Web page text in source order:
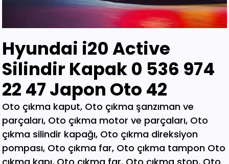
Hyundai i20 Active
Silindir Kapak 0 536 974
22 47 Japon Oto 42
Oto çıkma kaput, Oto çıkma şanzıman ve parçaları, Oto çıkma motor ve parçaları, Oto çıkma silindir kapağı, Oto çıkma direksiyon pompası, Oto çıkma far, Oto çıkma tampon Oto çıkma kapı, Oto çıkma far, Oto çıkma stop, Oto çıkma jant, Oto çıkma tabla, Oto çıkma elektrik tesisatı, Oto çıkma motor tesisatı, Oto çıkma marş dinamosu, Oto çıkma şarz dinamosu, Oto çıkma bobin, Oto çıkma enjektör, Oto çıkma karbüratör, Oto çıkma şamandıra , Oto çıkma yakıt pompası, Oto çıkma eksoz, Oto çıkma manifold, Oto çıkma katalizör, Oto çıkma beyin, Oto çıkma airbag, Oto çıkma sigorta, Oto çıkma sinyal, Oto hava filitre kazanı, Oto çıkma yağ filtresi, Oto çıkma yakıt filtresi, Oto çıkma debriyaj seti, Oto çıkma fren seti, Oto çıkma kampana, Oto çıkma körük, Oto çıkma fan, Oto çıkma fan davlumbazı, Oto çıkma soğutucu, Oto çıkma radyatör, Oto çıkma klima kompresörü, Oto çıkma bagaj, Oto çıkma su radyatörünü, Oto çıkma klima radyatörü, Oto çıkma interkol radyatörü, Oto çıkma cam, Oto çıkma çamurluk, Oto çıkma davlumbaz, Oto çıkma güneşlik, Oto çıkma kapı kolu, Oto çıkma kapı saçı, Oto çıkma karter, Oto kesme marşpiyel, Oto çıkma panel, Oto çıkma panjur , Oto çıkma sunroof, Oto çıkma arka tampon, Oto çıkma ön tampon, Oto çıkma ayna, Oto çıkma amartisör, Oto çıkma el freni, Oto çıkma el fren tabancası, Oto çıkma direksiyon simidi, Oto çıkma koltuk, Oto çıkma vites topuzu, Oto çıkma göğüs, Oto çıkma torpido, Oto çıkma kilometre saati, Oto çıkma dingil, Oto çıkma blok, Oto çıkma motor bloğu, Oto çıkma krank, Oto çıkma eksantrik mili, Oto çıkma gaz kelebeği, Oto çıkma kompresör, Oto çıkma mafsal, Oto çıkma motor kulağı, Oto çıkma motor, Oto çıkma piston kolu, Oto çıkma segman, Oto çıkma rulman, Oto çıkma turbo, Oto çıkma yağ pompası, Oto çıkma şanzıman dişlisi, Oto çıkma mafsal, Oto çıkma sekromenç, Oto çıkma türbin, Oto çıkma volant, Oto çıkma aks, Oto çıkma akis, Oto çıkma direksiyon kutusu, Oto çıkma direksiyon mili, Oto çıkma helezyon yayı, Oto çıkma körük, Oto çıkma porya, Oto çıkma sis çerçevesi, Oto çıkma kapı menteşesi, Oto çıkma sis farı, Oto çıkma difaransiyel, Oto çıkma traves, Oto çıkma cam motoru, Oto çıkma sinyal, Oto çıkma cam düğmesi, Oto çıkma kapı döşemesi, Oto çıkma cam kirkosu, Oto çıkma kalorifer kutusu, Oto çıkma beşik, Oto çıkma filtre, Oto çıkma konsül, Oto çıkma tampon demiri, Oto çıkma kapı kilidi, Oto çıkma motor takozu, Oto çıkma kampana, Oto çıkma gösterge paneli, Oto çıkma taşıyıcı, Oto kesme tavan, Oto kesme marşpiyel, Oto kesme çamurluk, Oto kesme yarım arka, Oto çıkma hava akış metresi, Oto çıkma vestenhaouse, Oto çıkma vestibhouse, Oto çıkma park sensörü Oto çıkma kapı fitilleri, Oto çıkma cam düğmesi, Oto çıkma motor takozu, Oto çıkma vites topuzu, Oto çıkma far beyni, Oto çıkma motor beyni, Oto çıkma airbag beyni, Oto çıkma abs beyni, Oto çıkma şanzıman beyni, Oto parça, Oto çıkma yedek parça, Oto oto yedek parça, Oto sigorta kutusu, Oto çıkma su bidonu, Oto çıkma teyp, Oto çıkma cd çalar, Oto çıkma rölanti ayarlayıcı, Oto çıkma kolon kilidi, Oto çıkma kapı kilidi, Oto çıkma kapı iç açma kolu, Oto çıkma kapı çıtası, Oto çıkma tavan çıtası, Oto çıkma krank kasnağı, Oto çıkma eksantrik kasnağı, Oto çıkma alt travers, Oto çıkma arka dingil, Oto çıkma fren merkezi, Oto çıkma imop kutus, Oto çıkma sigorta tablası, Oto çıkma klima ekranı, Oto çıkma vakum, Oto çıkma orta havalandırma, Oto çıkma radyo ekranı, Oto çıkma yağ pompası, Oto çıkma şanzıman kulağı, Oto çıkma debriyaj bilyası, Oto çıkma direksiyon spotu, Oto çıkma direksiyon sargısı, Oto çıkma airbag sargısı, Oto çıkma tesisat kablosu, Oto çıkma klima paneli, Oto çıkma ön kapı, Oto çıkma arka kapı, Oto çıkma baskı balata, Oto çıkma volant, Oto çıkma yedek parça, Oto çıkma parça, Oto oto yedek parça, Oto parça, Çıkma parça, Oto çıkma parçaları, Çıkma parçaları, Oto yedek parça, Oto çıkma şanzıman, Oto çıkma hoparlör, Oto çıkma fren vakum, Oto çıkma map sensösrü, Oto çıkma cam silgi motoru, Oto çıkma cam silgi kolu, Oto çıkma flaşö, Oto çıkma vites levyesi, Oto çıkma turbo basınç Oto çıkma vestinghouse, Oto çıkma gaz pedalı, Oto çıkma su bidonu, Oto çıkma ganister, Oto çıkma tampon braketi, Oto çıkma çamurluk davlumbazı, Oto çıkma el fren teli, Oto çıkma şarj dinamosu, Oto çıkma biel kolu, Oto çıkma hava akış metresi, Oto çıkma eksoz sondası, Oto çıkma emme manifoldu, Oto çıkma fincan, Oto çıkma itici horozlar, Oto çıkma piyano mili, Oto çıkma vites halatı, Oto çıkma tavan döşemesi, Oto çıkma sanroof düğmesi, Oto çıkma sanroof camı, Oto çıkma tavan anteni, Oto çıkma kapı bantları, Oto çıkma kapı soketi, Oto çıkma kapı tesisatı, Oto çıkma koltuk ayar düğmesi, Oto çıkma kapı rayı, Oto çıkma şanzıman dişlisi, Oto çıkma reyil borusu, Oto çıkma buji kablosu, Oto çıkma yağ çubuğu, Oto çıkma distribitör kapağı, Oto çıkma termostat, Oto çıkma map sensörü, Oto çıkma motor kaputu, Oto çıkma kapı nikelajı, Oto çıkma tampon nikelajı, Oto çıkma fren disk, Oto çıkma debriyaj rulmanı, Oto çıkma karbüratör, Oto çıkma eksoz takozu, Oto çıkma körük, Oto çıkma cam su deposu, Oto çıkma genleşme kavanozu, Oto çıkma süspansiyon, Oto çıkma devirdaim hortumu, Oto çıkma travers, Oto çıkma yedek su deposu, Oto çıkma emme manifolt, Oto çıkma kaset çalar, Oto çıkma kapı bandı, Oto çıkma eksantrik horuzu, Oto çıkma xenon far beyni, Oto çıkma tampon ızgarası, Oto çıkma cd çalar, Oto çıkma yakıt deposu, Oto çıkma tampon kaplaması, Oto çıkma kaput mandalı, Oto çıkma el fren düğmesi, Oto çıkma dikiz aynası, Oto çıkma yarım motor, Oto çıkma turbo borusu, Oto çıkma dış ayna, Oto çıkma iç ayna, Oto çıkma tozluk kapağı, Oto çıkma tampon alt bagaliti, Oto çıkma toz kapağı, Oto çıkma parça ankara, Oto çıkma parça İstanbul, Oto çıkma parça adana, Oto çıkma parça elağzı, Oto çıkma parça izmir, Oto çıkma parça bursa, Oto çıkma parça Eskişehir, Oto çıkma parça kayseri, Oto çıkma parça Diyarbakır, Oto çıkma parça Şanlıurfa, Oto çıkma parça,Gaziantep Oto çıkma parça ağrı, Oto çıkma parça konya, Oto çıkma parça Yozgat, Oto çıkma parça Nevşehir, Oto çıkma parça Niğde, Oto çıkma parça Antaly, Oto çıkma parça malatya, Oto çıkma parça mardin, Oto çıkma parça van, Oto çıkma parça hakkari, Oto çıkma parça,Erzurum Oto çıkma parça sivas, Oto çıkma parça Trabzon, Oto çıkma parça çorum, Oto çıkma parça samsun, Oto çıkma parça bolu, Oto çıkma parça afyon, Oto parça, Oto yedek parça, Oto oto yedek parça, Oto parçaları, Oto çıkmacı,yıldız sanayi sitesi ostim,otomobil yedek parça, çıkma parça oto yedek parça, Oto çıkma parça Oto parça, Oto çıkma parça , çıkma Oto parça,Adana Oto Çıkma Parça , Adıyaman Oto Çıkma Parça Afyon Oto Çıkma Parça Ağrı Oto Çıkma Parça Aksaray Oto Çıkma Parça Amasya Oto Çıkma Parça Ankara Oto Çıkma Parça Antalya Oto Çıkma Parça Ardahan Oto Çıkma Parça Artvin Oto Çıkma Parça Aydın Oto Çıkma Parça Balıkesir Oto Çıkma Parça Bartın Oto Çıkma Parça Batman Oto Çıkma Parça Bayburt Oto Çıkma Parça Bilecik Oto Çıkma Parça Bingöl Oto Çıkma Parça Bitlis Oto Çıkma Parça Bolu Oto Çıkma Parça Bursa Oto Çıkma Parça Çanakkale Oto Çıkma Parça Çankırı Oto Çıkma Parça Çorum Oto Çıkma Parça Denizli Oto Çıkma Parça Diyarbakır Oto Çıkma Parça Düzce Oto Çıkma Parça Edirne Oto Çıkma Parça Elazığ Oto Çıkma Parça Erzincan Oto Çıkma Parça Erzurum Oto Çıkma Parça Eskişehir Oto Çıkma Parça Gaziantep Oto Çıkma Parça Giresun Oto Çıkma Parça Gümüşhane Oto Çıkma Parça Hakkari Oto Çıkma Parça Hatay Oto Çıkma Parça Iğdır Oto Çıkma Parça Isparta Oto Çıkma Parça İstanbul Oto Çıkma Parça İzmir Oto Çıkma Parça Kahramanmaraş Oto Çıkma Karabük Oto Çıkma Parça Karaman Oto Çıkma Parça Kars Oto Çıkma Parça Kastamonu Oto Çıkma Parça Kayseri Oto Çıkma Parça Kilis Oto Çıkma Parça Kırıkkale Oto Çıkma Parça Kırklareli Oto Çıkma Parça Kırşehir Oto Çıkma Parça Kocaeli Oto Çıkma Parça Konya Oto Çıkma Parça Kütahya Oto Çıkma Parça Malatya Oto Çıkma Parça Manisa Yedek Parça Mardin Oto Çıkma Parça Mersin Oto Çıkma Parça Muğla Oto Çıkma Parça Nevşehir Oto Çıkma Parça Niğde Oto Çıkma Parça Ordu Oto Çıkma Parça Osmaniye Oto Çıkma Parça Rize Oto Çıkma Parça Sakarya Oto Çıkma Parça Samsun Oto Çıkma Parça Şanlıurfa Oto Çıkma Parça Siirt Oto Çıkma Parça Sinop Oto Çıkma Parça Şırnak Oto Çıkma Parça Sivas Oto Çıkma Parça Oto Çıkma Parça Tekirdağ Oto Çıkma Parça Tokat Oto Çıkma Parça Trabzon Oto Çıkma Parça Tunceli Oto Çıkma Parça Uşak Oto Çıkma Parça Van Oto Çıkma Parça Yalova Oto Çıkma Parça Yozgat Oto Çıkma Parça Zonguldak Oto Çıkma Parça Online Oto Çıkma Parça Düzce Oto Çıkma Parça Osmaniye Oto Çıkma Parça Kilis Oto Çıkma Parça Karabük Oto Çıkma Parça Yalova Oto Çıkma Parça Iğdır Oto Çıkma Parça Ardahan Oto Çıkma Parça Bartın Oto Çıkma Parça Şırnak Oto Çıkma Parça Adana Oto Çıkma yedek Parça Adıyaman Oto Çıkma yedek Afyon Oto Çıkma yedek Parça Ağrı Oto Çıkma yedek Parça Aksaray Oto Çıkma yedek Parça Amasya Oto Çıkma yedek Parça Ankara Oto Çıkma yedek Parça Antalya Oto Çıkma yedek Parça Ardahan Oto Çıkma yedek Parça Artvin Oto Çıkma yedek Parça Aydın Oto Çıkma yedek Parça Balıkesir Oto Çıkma yedek Parça Bartın Oto Çıkma yedek Parça Batman Oto Çıkma yedek Parça Bayburt Oto Çıkma yedek Parça Bilecik Oto Çıkma yedek Parça Bingöl Oto Çıkma yedek Parça Bitlis Oto Çıkma yedek Parça Bolu Oto Çıkma yedek Parça Bursa Oto Çıkma yedek Parça Çanakkale Oto Çıkma yedek Çankırı Oto Çıkma yedek Parça Çorum Oto Çıkma yedek Parça Denizli Oto Çıkma yedek Parça Diyarbakır Oto Çıkma yedek Düzce Oto Çıkma yedek Parça Edirne Oto Çıkma yedek Parça Elazığ Oto Çıkma yedek Parça Erzincan Oto Çıkma yedek Parça Erzurum Oto Çıkma yedek Parça Eskişehir Oto Çıkma yedek Parça Gaziantep Oto Çıkma yedek Giresun Oto Çıkma yedek Parça Gümüşhane Oto Çıkma yedek Hakkari Oto Çıkma yedek Parça Hatay Oto Çıkma yedek Parça Iğdır Oto Çıkma yedek Parça Isparta Oto Çıkma yedek Parça İstanbul Oto Çıkma yedek Parça İzmir Oto Çıkma yedek Parça Kahramanmaraş Oto Çıkma Karabük Oto Çıkma yedek Parça Karaman Oto Çıkma yedek Parça Kars Oto Çıkma yedek Parça Kastamonu Oto Çıkma yedek Kayseri Oto Çıkma yedek Parça Kilis Oto Çıkma yedek Parça Oto Çıkma Şarj Dinamosu, Oto Çıkma Taban Döşemeleri, Tekirdağ O